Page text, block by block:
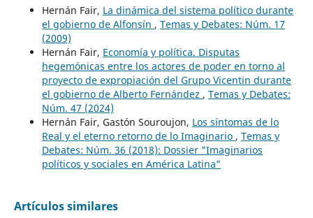
Hernán Fair, La dinámica del sistema político durante
el gobierno de Alfonsín , Temas y Debates: Núm. 17
(2009)
Hernán Fair, Economía y política. Disputas
hegemónicas entre los actores de poder en torno al
proyecto de expropiación del Grupo Vicentin durante
el gobierno de Alberto Fernández , Temas y Debates:
Núm. 47 (2024)
Hernán Fair, Gastón Souroujon, Los síntomas de lo
Real y el eterno retorno de lo Imaginario , Temas y
Debates: Núm. 36 (2018): Dossier "Imaginarios
políticos y sociales en América Latina"
Artículos similares